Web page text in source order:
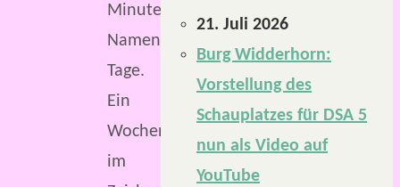
Minuten
Namenlose
Tage.
Ein
Wochenende
im
21. Juli 2026
Burg Widderhorn:
Vorstellung des
Schauplatzes für DSA 5
nun als Video auf
YouTube